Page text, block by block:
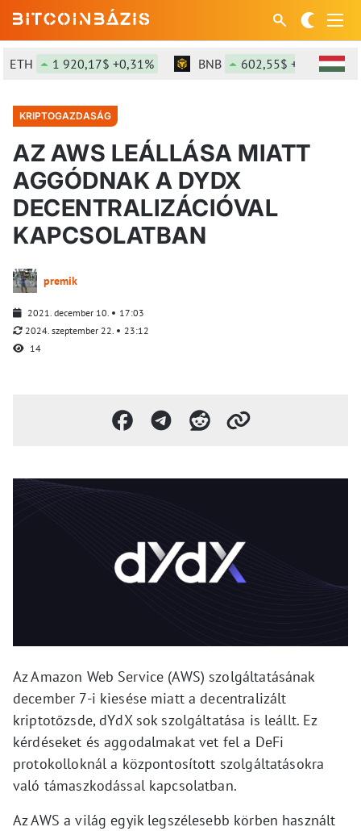
1 920,17$ +0,31% BNB 602,55$ +1,54%
KRIPTOGAZDASÁG
AZ AWS LEÁLLÁSA MIATT
AGGÓDNAK A DYDX
DECENTRALIZÁCIÓVAL
KAPCSOLATBAN
premik
2021. december 10.
17:03
2024. szeptember 22.
23:12
14
Az Amazon Web Service (AWS) szolgáltatásának
december 7-i kiesése miatt a decentralizált
kriptotőzsde, dYdX sok szolgáltatása is leállt. Ez
kérdéseket és aggodalmakat vet fel a DeFi
protokolloknál a központosított szolgáltatásokra
való támaszkodással kapcsolatban.
Az AWS a világ egyik legszélesebb körben használt